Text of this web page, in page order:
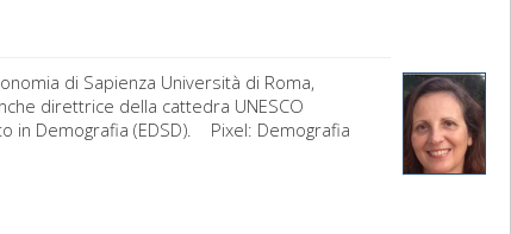
di Sapienza Università di Roma,
direttrice della cattedra UNESCO
in Demografia (EDSD). Pixel: Demografia